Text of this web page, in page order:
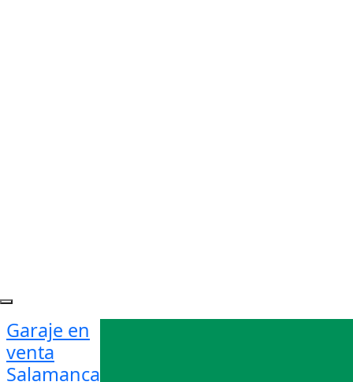
Garaje en
venta
Salamanca